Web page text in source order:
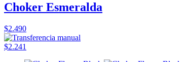
Choker Esmeralda
$2.490
$2.241